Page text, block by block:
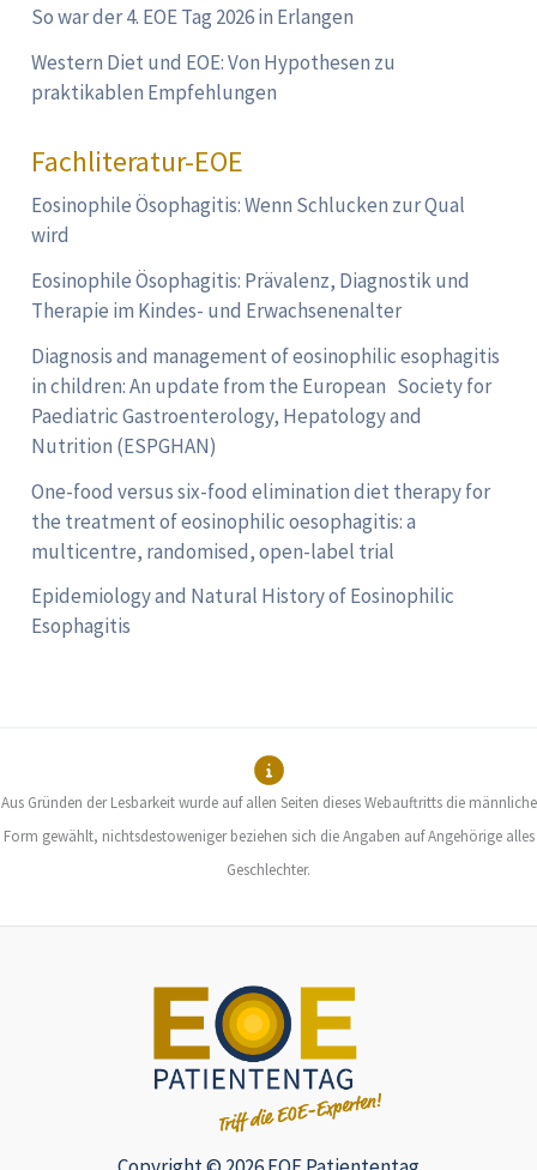
So war der 4. EOE Tag 2026 in Erlangen
Western Diet und EOE: Von Hypothesen zu
praktikablen Empfehlungen
Fachliteratur-EOE
Eosinophile Ösophagitis: Wenn Schlucken zur Qual
wird
Eosinophile Ösophagitis: Prävalenz, Diagnostik und
Therapie im Kindes- und Erwachsenenalter
Diagnosis and management of eosinophilic esophagitis
in children: An update from the European Society for
Paediatric Gastroenterology, Hepatology and
Nutrition (ESPGHAN)
One-food versus six-food elimination diet therapy for
the treatment of eosinophilic oesophagitis: a
multicentre, randomised, open-label trial
Epidemiology and Natural History of Eosinophilic
Esophagitis
Aus Gründen der Lesbarkeit wurde auf allen Seiten dieses Webauftritts die männliche
Form gewählt, nichtsdestoweniger beziehen sich die Angaben auf Angehörige alles
Geschlechter.